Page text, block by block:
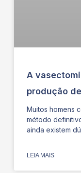
A
produção
Muitos homens
método
ainda existem
LEIA MAIS